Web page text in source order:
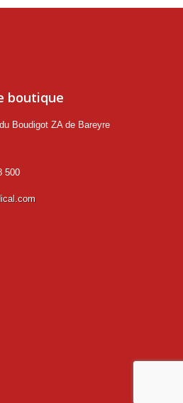
boutique
Boudigot ZA de Bareyre
500